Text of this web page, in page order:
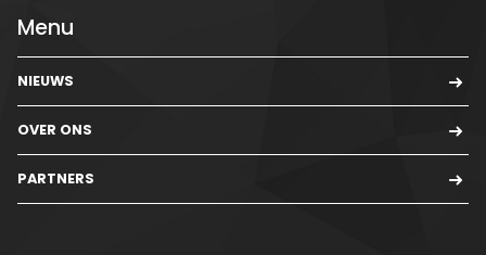
Menu
NIEUWS
OVER ONS
PARTNERS